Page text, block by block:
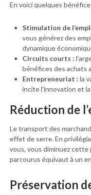
En voici quelques
Stimulation de
vous générez des
dynamique
Circuits courts :
bénéfices des achats
Entrepreneuriat : la
incite l’innovation et
Réduction de
Le transport des
effet de serre. En
vous, vous diminuez
parcourus équivaut à un
Préservation